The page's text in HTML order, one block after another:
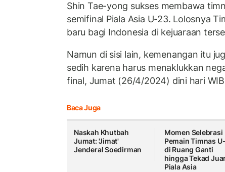
Shin Tae-yong sukses membawa
semifinal Piala Asia U-23. Lolosnya
baru bagi Indonesia di kejuaraan
Namun di sisi lain, kemenangan itu
sedih karena harus menaklukkan
final, Jumat (26/4/2024) dini hari
Baca Juga
Naskah Khutbah
Jumat: 'Jimat'
Jenderal Soedirman
Momen Selebrasi
Pemain Timnas
di Ruang Ganti
hingga Tekad
Piala Asia